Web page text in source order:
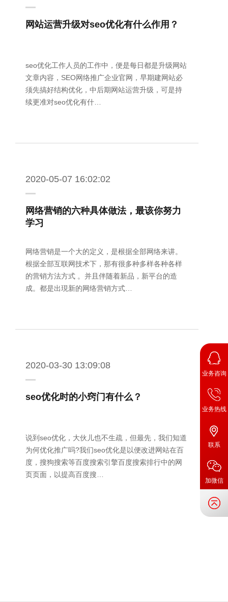
网站运营升级对seo优化有什么作用？
seo优化工作人员的工作中，便是每日都是升级网站
文章内容，SEO网络推广企业官网，早期建网站必
须先搞好结构优化，中后期网站运营升级，可是持
续更准对seo优化有什…
2020-05-07 16:02:02
网络营销的六种具体做法，最该你努力
学习
网络营销是一个大的定义，是根据全部网络来讲。
根据全部互联网技术下，那有很多种多样各种各样
的营销方法方式 。并且伴随着新品，新平台的造
成。都是出現新的网络营销方式…
2020-03-30 13:09:08
seo优化时的小窍门有什么？
说到seo优化，大伙儿也不生疏，但最先，我们知道
为何优化推广吗?我们seo优化是以便改进网站在百
度，搜狗搜索等百度搜索引擎百度搜索排行中的网
页页面，以提高百度搜…
业务咨询
业务热线
联系
加微信